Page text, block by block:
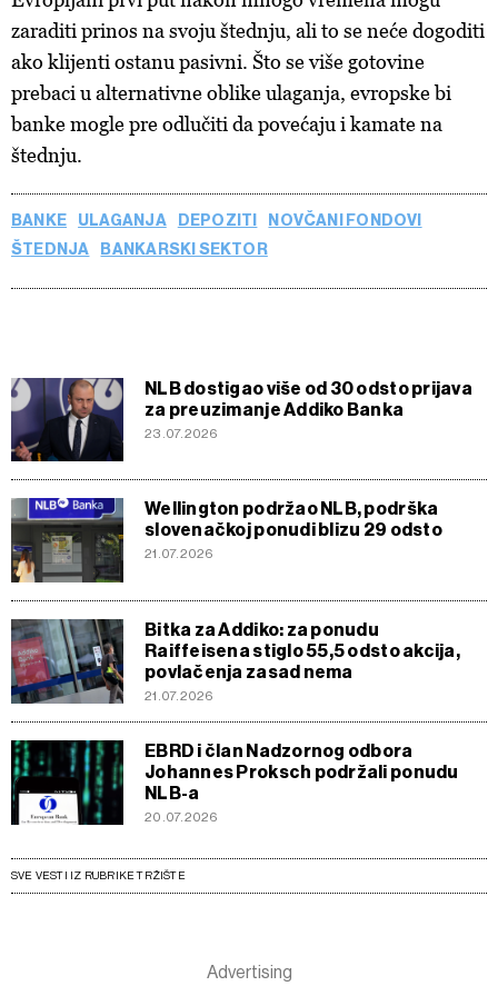
zaraditi prinos na svoju štednju, ali to se neće dogoditi
ako klijenti ostanu pasivni. Što se više gotovine
prebaci u alternativne oblike ulaganja, evropske bi
banke mogle pre odlučiti da povećaju i kamate na
štednju.
BANKE ULAGANJA DEPOZITI
NOVČANI FONDOVI
ŠTEDNJA
BANKARSKI SEKTOR
NLB dostigao više od 30 odsto prijava
za preuzimanje Addiko Banka
23.07.2026
Wellington podržao NLB, podrška
slovenačkoj ponudi blizu 29 odsto
21.07.2026
Bitka za Addiko: za ponudu
Raiffeisena stiglo 55,5 odsto akcija,
povlačenja zasad nema
21.07.2026
EBRD i član Nadzornog odbora
Johannes Proksch podržali ponudu
NLB-a
20.07.2026
SVE VESTI IZ RUBRIKE TRŽIŠTE